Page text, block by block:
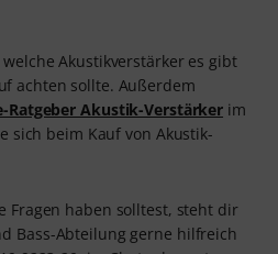
Akustikverstärker es gibt
achten sollte. Außerdem
Ratgeber Akustik-Verstärker im
sich beim Kauf von Akustik-
Fragen haben solltest, steht dir
Bass-Abteilung gerne hilfreich